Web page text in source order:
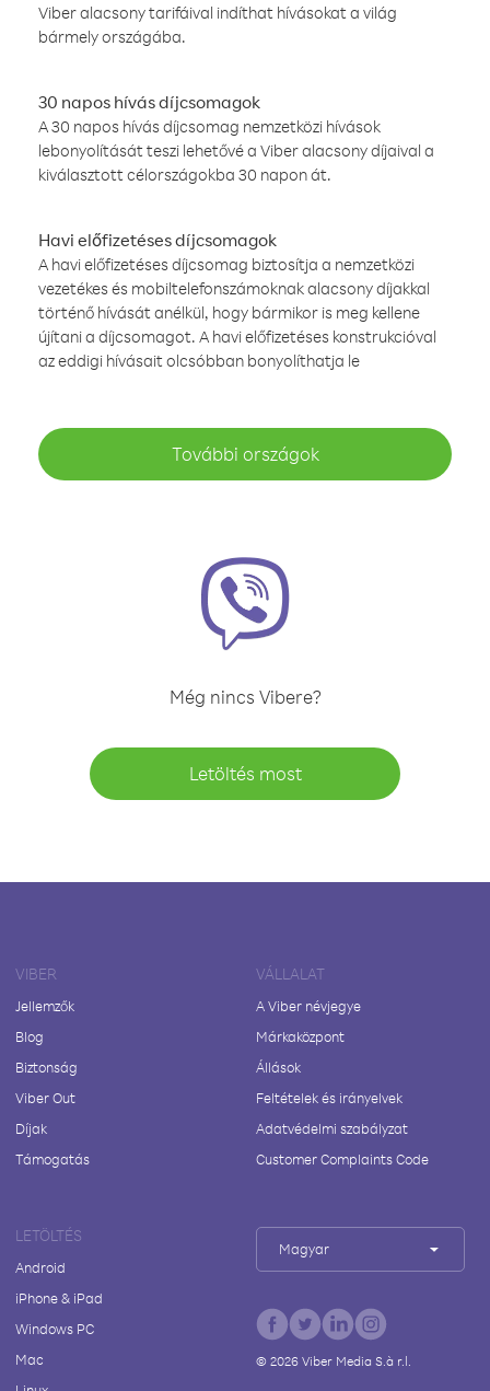
Viber alacsony tarifáival indíthat hívásokat a világ
bármely országába.
30 napos hívás díjcsomagok
A 30 napos hívás díjcsomag nemzetközi hívások
lebonyolítását teszi lehetővé a Viber alacsony díjaival a
kiválasztott célországokba 30 napon át.
Havi előfizetéses díjcsomagok
A havi előfizetéses díjcsomag biztosítja a nemzetközi
vezetékes és mobiltelefonszámoknak alacsony díjakkal
történő hívását anélkül, hogy bármikor is meg kellene
újítani a díjcsomagot. A havi előfizetéses konstrukcióval
az eddigi hívásait olcsóbban bonyolíthatja le
További országok
Még nincs Vibere?
Letöltés most
VIBER
Jellemzők
Blog
Biztonság
Viber Out
Díjak
Támogatás
VÁLLALAT
A Viber névjegye
Márkaközpont
Állások
Feltételek és irányelvek
Adatvédelmi szabályzat
Customer Complaints Code
LETÖLTÉS
Android
iPhone & iPad
Windows PC
Mac
Magyar
© 2026Viber Media S.à r.l.